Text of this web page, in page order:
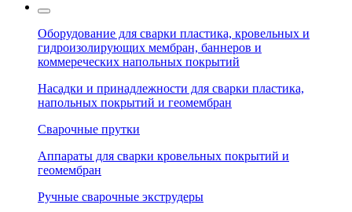
Оборудование для сварки пластика, кровельных и
гидроизолирующих мембран, баннеров и
коммереческих напольных покрытий
Насадки и принадлежности для сварки пластика,
напольных покрытий и геомембран
Сварочные прутки
Аппараты для сварки кровельных покрытий и
геомембран
Ручные сварочные экструдеры